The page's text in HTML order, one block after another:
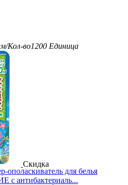
Кол-во1200 Единица
Скидка
ополаскиватель для белья